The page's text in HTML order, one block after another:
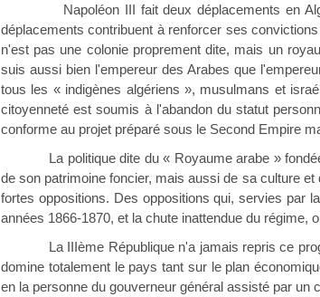
Napoléon III fait deux déplacements en
déplacements contribuent à renforcer ses
n'est pas une colonie proprement dite, mais un
suis aussi bien l'empereur des Arabes que
tous les « indigènes algériens », musulmans et
citoyenneté est soumis à l'abandon du statut
conforme au projet préparé sous le Second Empire
La politique dite du « Royaume arabe » fondée
de son patrimoine foncier, mais aussi de sa culture
fortes oppositions. Des oppositions qui, servies par
années 1866-1870, et la chute inattendue du régime,
La IIIème République n'a jamais repris ce
domine totalement le pays tant sur le plan
en la personne du gouverneur général assisté par